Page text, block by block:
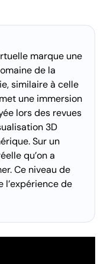
marque une
de la
similaire à celle
une immersion
lors des revues
3D
Sur un
qu’on a
Ce niveau de
de